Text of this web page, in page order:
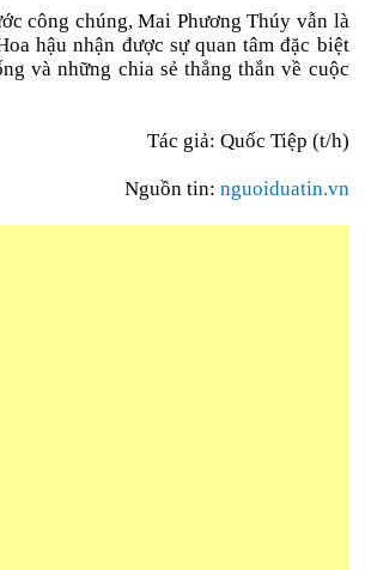
công chúng, Mai Phương Thúy vẫn là
hậu nhận được sự quan tâm đặc biệt
và những chia sẻ thẳng thắn về cuộc
Tác giả: Quốc Tiệp (t/h)
Nguồn tin: nguoiduatin.vn